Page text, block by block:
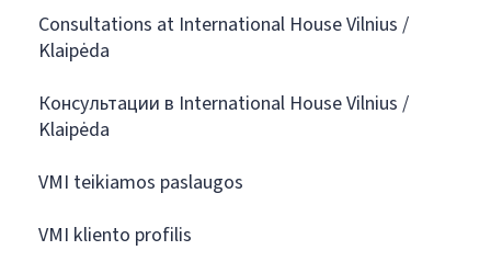
Consultations at International House Vilnius /
Klaipėda
Консультации в International House Vilnius /
Klaipėda
VMI teikiamos paslaugos
VMI kliento profilis